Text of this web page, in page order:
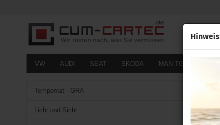
Alle
VW AUDI SEAT SKODA MAN TGE
Tempomat - GRA
Licht und Sicht